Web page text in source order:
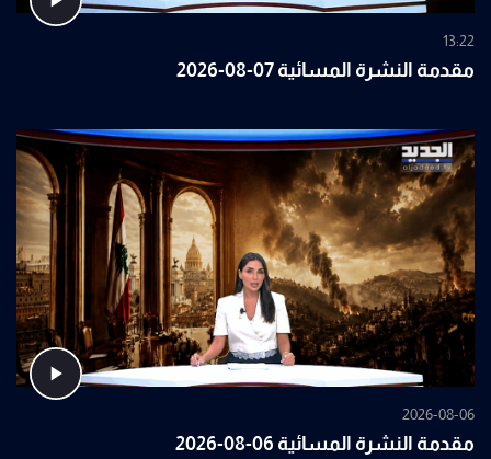
13:22
مقدمة النشرة المسائية 07-08-2026
2026-08-06
مقدمة النشرة المسائية 06-08-2026